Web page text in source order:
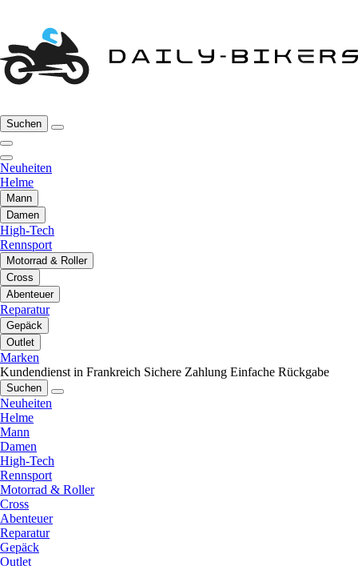
Suchen
Neuheiten
Helme
Mann
Damen
High-Tech
Rennsport
Motorrad & Roller
Cross
Abenteuer
Reparatur
Gepäck
Outlet
Marken
Kundendienst in Frankreich Sichere Zahlung Einfache Rückgabe
Suchen
Neuheiten
Helme
Mann
Damen
High-Tech
Rennsport
Motorrad & Roller
Cross
Abenteuer
Reparatur
Gepäck
Outlet